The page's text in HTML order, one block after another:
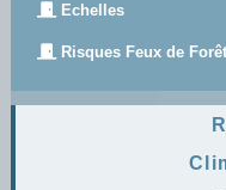
Echelles
Risques Feux de